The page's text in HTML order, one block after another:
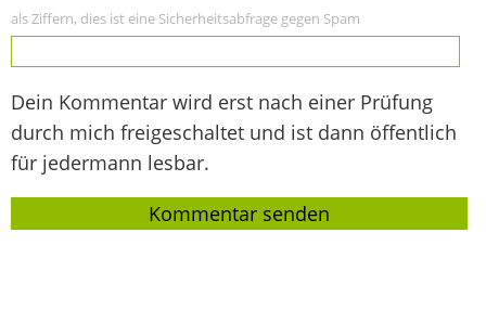
als Ziffern, dies ist eine Sicherheitsabfrage gegen Spam
Dein Kommentar wird erst nach einer Prüfung
durch mich freigeschaltet und ist dann öffentlich
für jedermann lesbar.